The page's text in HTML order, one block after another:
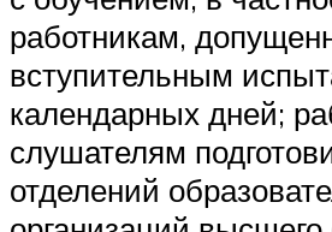
работникам,
вступительным
календарных дней;
слушателям
отделений